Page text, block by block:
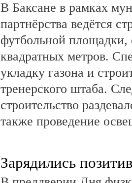
В Баксане в рамках
партнёрства ведётся
футбольной
квадратных метров.
укладку газона и
тренерского штаба.
строительство
также проведение
Зарядились